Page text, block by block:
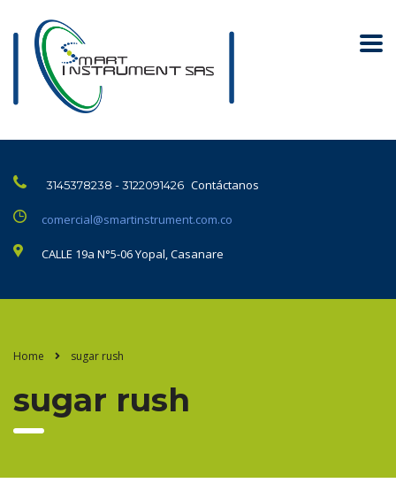
3145378238 - 3122091426 Contáctanos
comercial@smartinstrument.com.co
CALLE 19a N°5-06 Yopal, Casanare
Home sugar rush
sugar rush